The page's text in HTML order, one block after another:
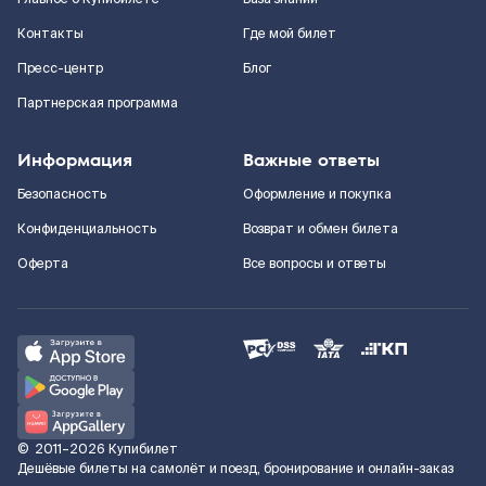
Контакты
Пресс-центр
Партнерская программа
Где мой билет
Блог
Информация
Безопасность
Конфиденциальность
Оферта
Важные ответы
Оформление и покупка
Возврат и обмен билета
Все вопросы и ответы
© 2011–2026 Купибилет
Дешёвые билеты на самолёт и поезд, бронирование и онлайн-заказ